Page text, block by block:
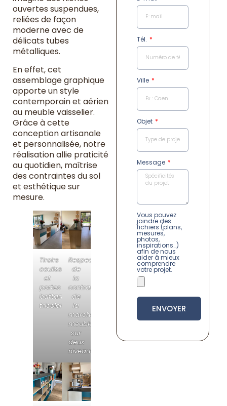
ouvertes suspendues,
reliées de façon
moderne avec de
délicats tubes
métalliques.
En effet, cet
assemblage graphique
apporte un style
contemporain et aérien
au meuble vaisselier.
Grâce à cette
conception artisanale
et personnalisée, notre
réalisation allie praticité
au quotidien, maîtrise
des contraintes du sol
et esthétique sur
mesure.
Tiroirs
coulissants
et
portes
battantes
tricolore
Respect
de
la
contrainte
de
la
marche,
meuble
sur
deux
niveaux
Tél.
Ville
Objet
Message
Vous pouvez
joindre des
fichiers (plans,
mesures,
photos,
inspirations…)
afin de nous
aider à mieux
comprendre
votre projet.
ENVOYER